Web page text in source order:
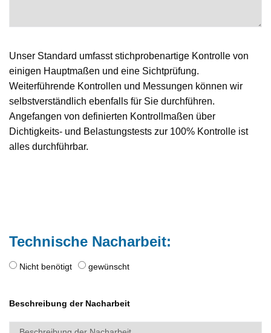
Unser Standard umfasst stichprobenartige Kontrolle von
einigen Hauptmaßen und eine Sichtprüfung.
Weiterführende Kontrollen und Messungen können wir
selbstverständlich ebenfalls für Sie durchführen.
Angefangen von definierten Kontrollmaßen über
Dichtigkeits- und Belastungstests zur 100% Kontrolle ist
alles durchführbar.
Technische Nacharbeit:
Nicht benötigt gewünscht
Beschreibung der Nacharbeit